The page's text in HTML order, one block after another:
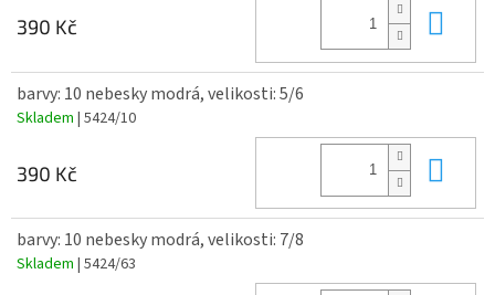
390 Kč
barvy: 10 nebesky modrá, velikosti: 5/6
Skladem | 5424/10
390 Kč
barvy: 10 nebesky modrá, velikosti: 7/8
Skladem | 5424/63